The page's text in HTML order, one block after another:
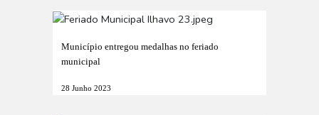
Município entregou medalhas no feriado
municipal
28 Junho 2023